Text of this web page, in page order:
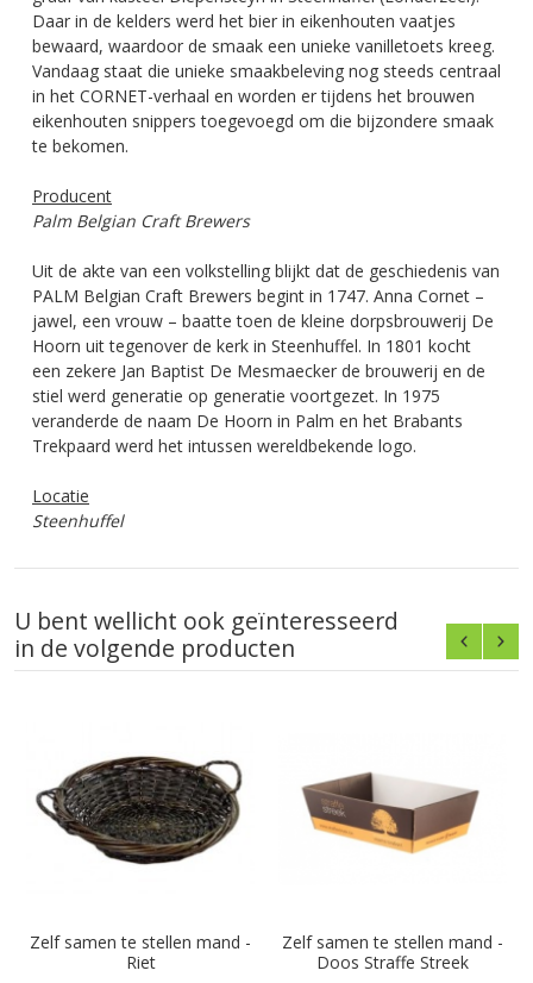
Daar in de kelders werd het bier in eikenhouten vaatjes
bewaard, waardoor de smaak een unieke vanilletoets kreeg.
Vandaag staat die unieke smaakbeleving nog steeds centraal
in het CORNET-verhaal en worden er tijdens het brouwen
eikenhouten snippers toegevoegd om die bijzondere smaak
te bekomen.
Producent
Palm Belgian Craft Brewers
Uit de akte van een volkstelling blijkt dat de geschiedenis van
PALM Belgian Craft Brewers begint in 1747. Anna Cornet –
jawel, een vrouw – baatte toen de kleine dorpsbrouwerij De
Hoorn uit tegenover de kerk in Steenhuffel. In 1801 kocht
een zekere Jan Baptist De Mesmaecker de brouwerij en de
stiel werd generatie op generatie voortgezet. In 1975
veranderde de naam De Hoorn in Palm en het Brabants
Trekpaard werd het intussen wereldbekende logo.
Locatie
Steenhuffel
U bent wellicht ook geïnteresseerd
in de volgende producten
Zelf samen te stellen mand -
Riet
Zelf samen te stellen mand -
Doos Straffe Streek